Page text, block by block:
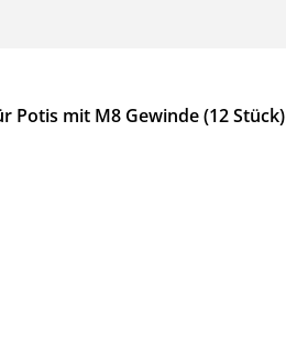
mit M8 Gewinde (12 Stück)